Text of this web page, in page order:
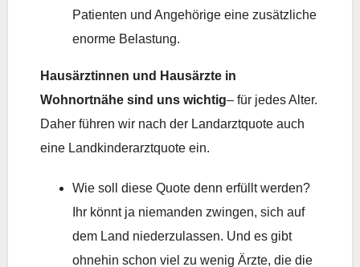
Patienten und Angehörige eine zusätzliche
enorme Belastung.
Hausärztinnen und Hausärzte in
Wohnortnähe sind uns wichtig– für jedes Alter.
Daher führen wir nach der Landarztquote auch
eine Landkinderarztquote ein.
Wie soll diese Quote denn erfüllt werden?
Ihr könnt ja niemanden zwingen, sich auf
dem Land niederzulassen. Und es gibt
ohnehin schon viel zu wenig Ärzte, die die